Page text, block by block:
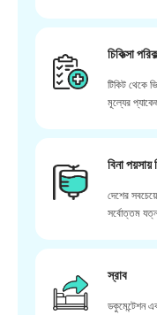
চিকিত্সা
টিকিট থেকে
মূল্যের প্যাকেজ
বিনা পয়সায়
দেশের
সর্বোত্তম
স্রাব
ডকুমেন্টেশন